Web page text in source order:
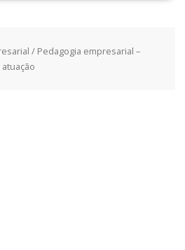
/ Pedagogia empresarial –